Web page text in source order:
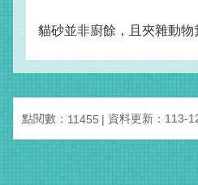
貓砂並非廚餘，且夾雜動
點閱數： 11455 資料更新：113-